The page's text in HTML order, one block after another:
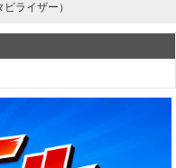
ライザー）